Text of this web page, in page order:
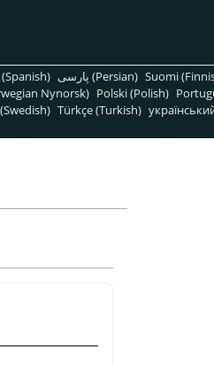
پارسی (Persian) Suomi
Nynorsk) Polski (Polish)
Türkçe (Turkish)